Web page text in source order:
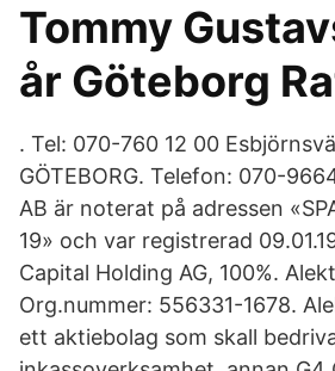
Tommy
år Göteborg
​. ​Tel: 070-760 12 00
GÖTEBORG. Telefon: 070-
AB är noterat på adressen
19» och var registrerad
Capital Holding AG, 100%.
Org.nummer: 556331-1678.
ett aktiebolag som skall